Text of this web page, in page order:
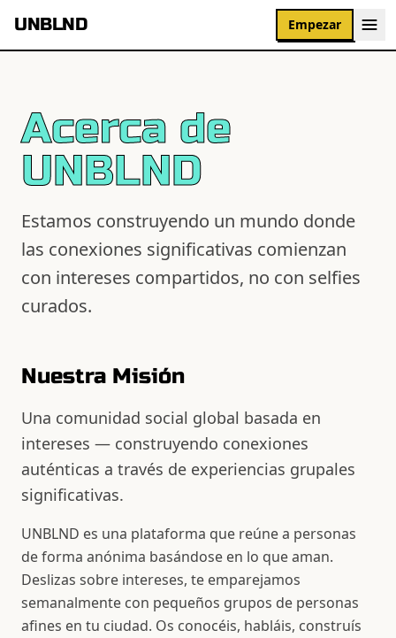
UNBLND Empezar
Acerca de
UNBLND
Estamos construyendo un mundo donde
las conexiones significativas comienzan
con intereses compartidos, no con selfies
curados.
Nuestra Misión
Una comunidad social global basada en
intereses — construyendo conexiones
auténticas a través de experiencias grupales
significativas.
UNBLND es una plataforma que reúne a personas
de forma anónima basándose en lo que aman.
Deslizas sobre intereses, te emparejamos
semanalmente con pequeños grupos de personas
afines en tu ciudad. Os conocéis, habláis, construís